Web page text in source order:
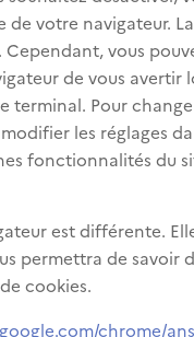
votre navigateur.
vous
de vous avertir
terminal. Pour
les réglages
fonctionnalités du
est différente.
permettra de savoir
cookies.
chrome/